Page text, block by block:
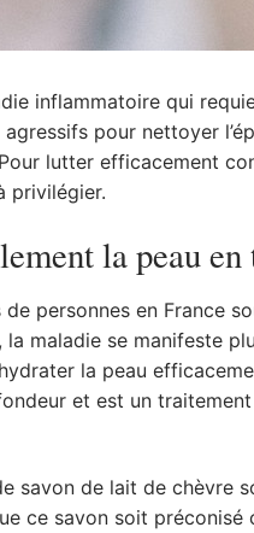
inflammatoire qui
pour nettoyer
Pour lutter efficacement
privilégier.
la peau
personnes en France
maladie se manifeste
la peau
et est un
savon de lait de chèvre
ce savon soit